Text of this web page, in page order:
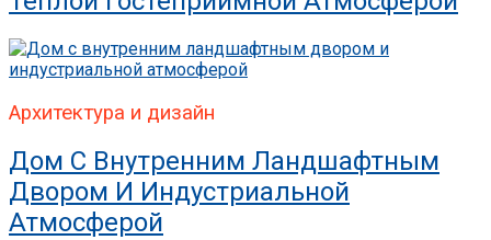
Архитектура и дизайн
Дом С Внутренним Ландшафтным
Двором И Индустриальной
Атмосферой